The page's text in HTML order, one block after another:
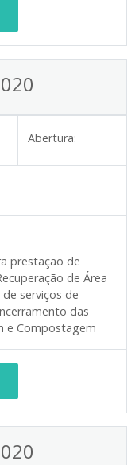
Abertura:
prestação de
de Área
serviços de
das
e Compostagem